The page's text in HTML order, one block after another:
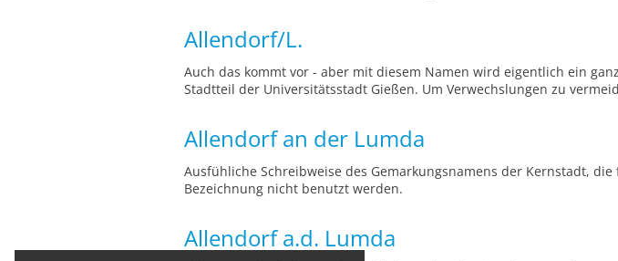
Allendorf/L.
Auch das kommt vor - aber mit diesem Namen wird eigentlich ein
Stadtteil der Universitätsstadt Gießen. Um Verwechslungen zu
Allendorf an der Lumda
Ausfühliche Schreibweise des Gemarkungsnamens der Kernstadt,
Bezeichnung nicht benutzt werden.
Allendorf a.d. Lumda